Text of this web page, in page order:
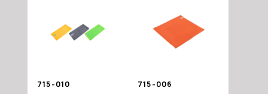
715-010
715-006